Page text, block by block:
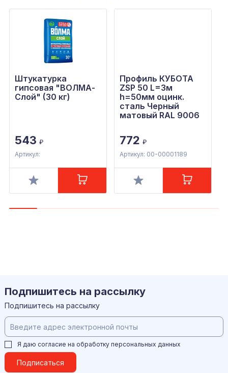
Штукатурка
гипсовая "ВОЛМА-
Слой" (30 кг)
543 ₽
Артикул:
Профиль КУБОТА
ZSP 50 L=3м
h=50мм оцинк.
сталь Черный
матовый RAL 9006
772 ₽
Артикул: 00-00001189
Подпишитесь на рассылку
Подпишитесь на рассылку
Я даю согласие на обработку персональных данных
Подписаться